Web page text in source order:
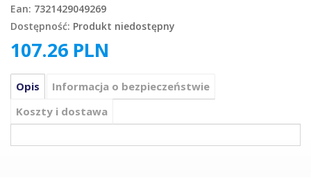
Ean: 7321429049269
Dostępność: Produkt niedostępny
107.26 PLN
Opis
Informacja o bezpieczeństwie
Koszty i dostawa